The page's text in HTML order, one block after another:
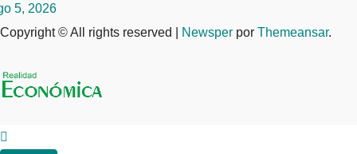
5, 2026
Copyright © All rights reserved
Newsper por Themeansar.